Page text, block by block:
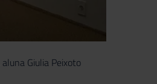
Giulia Peixoto